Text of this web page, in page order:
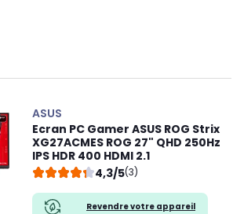
ASUS
Ecran PC Gamer ASUS ROG Strix
XG27ACMES ROG 27" QHD 250Hz
IPS HDR 400 HDMI 2.1
4,3/5(3)
Revendre votre appareil